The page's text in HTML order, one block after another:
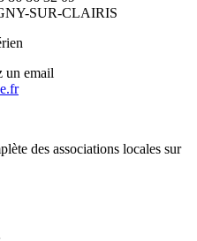
SUR-CLAIRIS
un email
des associations locales sur